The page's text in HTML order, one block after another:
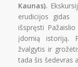
Kaunas).
erudicijos gidas
išspręsti
įdomią istoriją.
žvalgytis ir
tada šis šedevras